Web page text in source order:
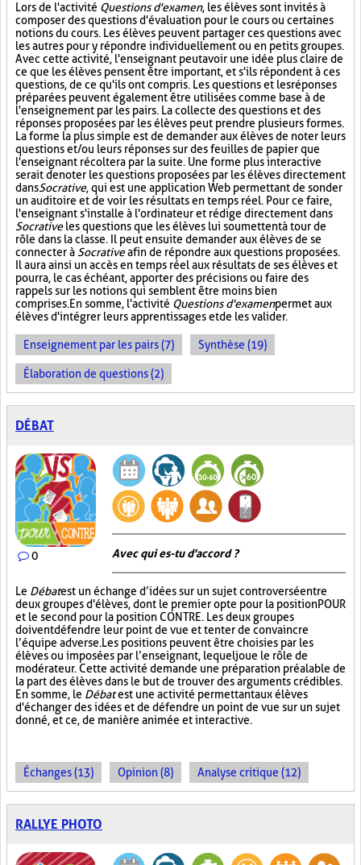
Lors de l'activité Questions d'examen, les élèves sont invités à
composer des questions d'évaluation pour le cours ou certaines
notions du cours. Les élèves peuvent partager ces questions avec
les autres pour y répondre individuellement ou en petits groupes.
Avec cette activité, l'enseignant peut avoir une idée plus claire de
ce que les élèves pensent être important, et s'ils répondent à ces
questions, de ce qu'ils ont compris. Les questions et les réponses
préparées peuvent également être utilisées comme base à de
l'enseignement par les pairs. La collecte des questions et des
réponses proposées par les élèves peut prendre plusieurs formes.
La forme la plus simple est de demander aux élèves de noter leurs
questions et/ou leurs réponses sur des feuilles de papier que
l'enseignant récoltera par la suite. Une forme plus interactive
serait de noter les questions proposées par les élèves directement
dansSocrative, qui est une application Web permettant de sonder
un auditoire et de voir les résultats en temps réel. Pour ce faire,
l'enseignant s'installe à l'ordinateur et rédige directement dans
Socrativeles questions que les élèves lui soumettent à tour de
rôle dans la classe. Il peut ensuite demander aux élèves de se
connecter à Socrativeafin de répondre aux questions proposées.
Il aura ainsi un accès en temps réel aux résultats de ses élèves et
pourra, le cas échéant, apporter des précisions ou faire des
rappels sur les notions qui semblent être moins bien
comprises. En somme, l'activité Questions d'examenpermet aux
élèves d'intégrer leurs apprentissages et de les valider.
Enseignement par les pairs (7) Synthèse (19)
Élaboration de questions (2)
DÉBAT
0 Avec qui es-tu d'accord ?
Le Débatest un échange d’idées sur un sujet controversé entre
deux groupes d'élèves, dont le premier opte pour la position POUR
et le second pour la position CONTRE. Les deux groupes
doivent défendre leur point de vue et tenter de convaincre
l’équipe adverse. Les positions peuvent être choisies par les
élèves ou imposées par l’enseignant, lequel joue le rôle de
modérateur. Cette activité demande une préparation préalable de
la part des élèves dans le but de trouver des arguments crédibles.
En somme, le Débatest une activité permettant aux élèves
d'échanger des idées et de défendre un point de vue sur un sujet
donné, et ce, de manière animée et interactive.
Échanges (13) Opinion (8) Analyse critique (12)
RALLYE PHOTO